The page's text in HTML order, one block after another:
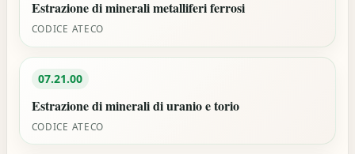
Estrazione di minerali metalliferi ferrosi
CODICE ATECO
07.21.00
Estrazione di minerali di uranio e torio
CODICE ATECO